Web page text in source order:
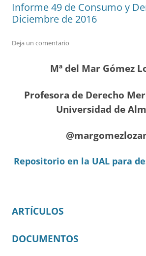
Informe 49 de Consumo y
Diciembre de 2016
Deja un comentario
Mª del Mar Gómez
Profesora de Derecho
Universidad de
Repositorio en la UAL para
ARTÍCULOS
DOCUMENTOS